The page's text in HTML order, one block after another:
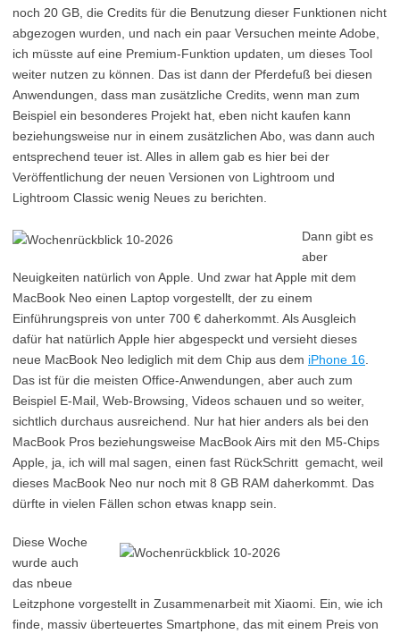
noch 20 GB, die Credits für die Benutzung dieser Funktionen nicht
abgezogen wurden, und nach ein paar Versuchen meinte Adobe,
ich müsste auf eine Premium-Funktion updaten, um dieses Tool
weiter nutzen zu können. Das ist dann der Pferdefuß bei diesen
Anwendungen, dass man zusätzliche Credits, wenn man zum
Beispiel ein besonderes Projekt hat, eben nicht kaufen kann
beziehungsweise nur in einem zusätzlichen Abo, was dann auch
entsprechend teuer ist. Alles in allem gab es hier bei der
Veröffentlichung der neuen Versionen von Lightroom und
Lightroom Classic wenig Neues zu berichten.
Dann gibt es
aber
Neuigkeiten natürlich von Apple. Und zwar hat Apple mit dem
MacBook Neo einen Laptop vorgestellt, der zu einem
Einführungspreis von unter 700 € daherkommt. Als Ausgleich
dafür hat natürlich Apple hier abgespeckt und versieht dieses
neue MacBook Neo lediglich mit dem Chip aus dem iPhone 16
Das ist für die meisten Office-Anwendungen, aber auch zum
Beispiel E-Mail, Web-Browsing, Videos schauen und so weiter,
sichtlich durchaus ausreichend. Nur hat hier anders als bei den
MacBook Pros beziehungsweise MacBook Airs mit den M5-Chips
Apple, ja, ich will mal sagen, einen fast RückSchritt gemacht, weil
dieses MacBook Neo nur noch mit 8 GB RAM daherkommt. Das
dürfte in vielen Fällen schon etwas knapp sein.
Diese Woche
wurde auch
das nbeue
Leitzphone vorgestellt in Zusammenarbeit mit Xiaomi. Ein, wie ich
finde, massiv überteuertes Smartphone, das mit einem Preis von